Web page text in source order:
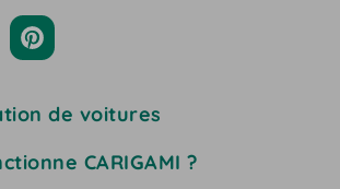
de voitures
CARIGAMI ?